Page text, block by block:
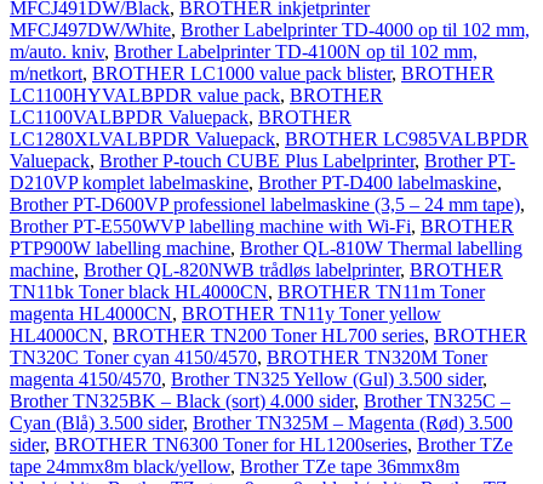
MFCJ491DW/Black, BROTHER inkjetprinter
MFCJ497DW/White, Brother Labelprinter TD-4000 op til 102 mm,
m/auto. kniv, Brother Labelprinter TD-4100N op til 102 mm,
m/netkort, BROTHER LC1000 value pack blister, BROTHER
LC1100HYVALBPDR value pack, BROTHER
LC1100VALBPDR Valuepack, BROTHER
LC1280XLVALBPDR Valuepack, BROTHER LC985VALBPDR
Valuepack, Brother P-touch CUBE Plus Labelprinter, Brother PT-
D210VP komplet labelmaskine, Brother PT-D400 labelmaskine,
Brother PT-D600VP professionel labelmaskine (3,5 – 24 mm tape),
Brother PT-E550WVP labelling machine with Wi-Fi, BROTHER
PTP900W labelling machine, Brother QL-810W Thermal labelling
machine, Brother QL-820NWB trådløs labelprinter, BROTHER
TN11bk Toner black HL4000CN, BROTHER TN11m Toner
magenta HL4000CN, BROTHER TN11y Toner yellow
HL4000CN, BROTHER TN200 Toner HL700 series, BROTHER
TN320C Toner cyan 4150/4570, BROTHER TN320M Toner
magenta 4150/4570, Brother TN325 Yellow (Gul) 3.500 sider,
Brother TN325BK – Black (sort) 4.000 sider, Brother TN325C –
Cyan (Blå) 3.500 sider, Brother TN325M – Magenta (Rød) 3.500
sider, BROTHER TN6300 Toner for HL1200series, Brother TZe
tape 24mmx8m black/yellow, Brother TZe tape 36mmx8m